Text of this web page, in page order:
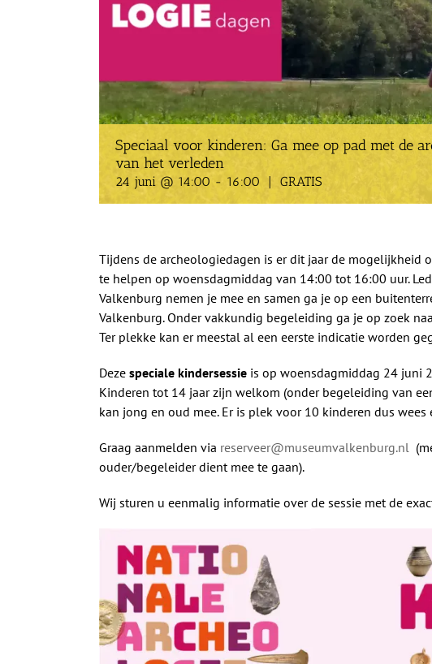
Speciaal voor kinderen: Ga mee op pad met de
van het verleden
24 juni @ 14:00 - 16:00 | GRATIS
Tijdens de archeologiedagen is er dit jaar de mogelijkheid
te helpen op woensdagmiddag van 14:00 tot 16:00 uur.
Valkenburg nemen je mee en samen ga je op een
Valkenburg. Onder vakkundig begeleiding ga je op zoek
Ter plekke kan er meestal al een eerste indicatie worden
Deze speciale kindersessie is op woensdagmiddag 24 juni
Kinderen tot 14 jaar zijn welkom (onder begeleiding van
kan jong en oud mee. Er is plek voor 10 kinderen dus wees
Graag aanmelden via reserveer@museumvalkenburg.nl
ouder/begeleider dient mee te gaan).
Wij sturen u eenmalig informatie over de sessie met de